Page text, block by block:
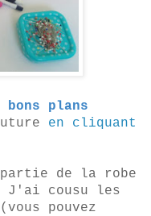
bons plans
en cliquant
partie de la robe
J'ai cousu les
(vous pouvez